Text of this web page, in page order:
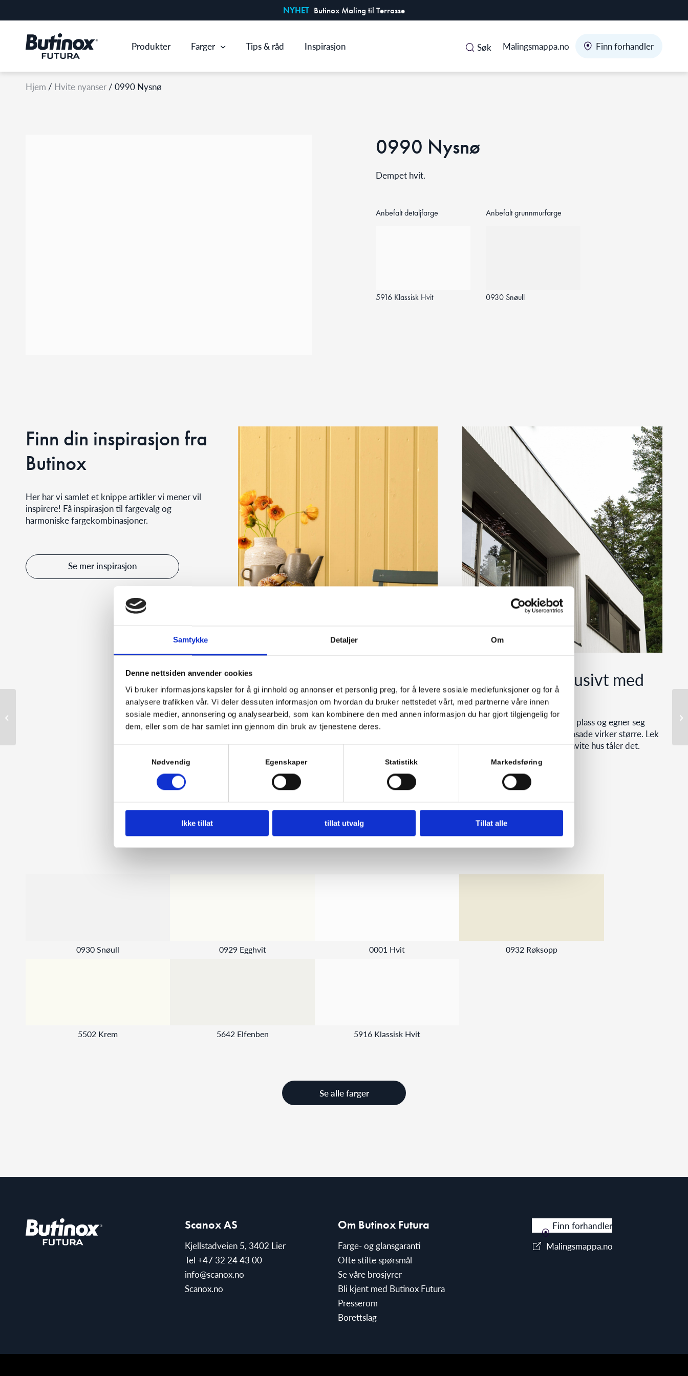
Samtykke Detaljer Om
Denne nettsiden anvender cookies
Vi bruker informasjonskapsler for å gi innhold og annonser et personlig preg, for å levere sosiale mediefunksjoner og for å
analysere trafikken vår. Vi deler dessuten informasjon om hvordan du bruker nettstedet vårt, med partnerne våre innen
sosiale medier, annonsering og analysearbeid, som kan kombinere den med annen informasjon du har gjort tilgjengelig for
dem, eller som de har samlet inn gjennom din bruk av tjenestene deres.
Nødvendig Egenskaper Statistikk Markedsføring
Ikke tillat tillat utvalg Tillat alle
NYHET Butinox Maling til Terrasse
Produkter Farger Tips & råd Inspirasjon Søk Finn forhandler
Malingsmappa.no
Hjem / Hvite nyanser / 0990 Nysnø
0990 Nysnø
Dempet hvit.
Anbefalt detaljfarge
5916 Klassisk Hvit
Anbefalt grunnmurfarge
0930 Snøull
Finn din inspirasjon fra
Butinox
Her har vi samlet et knippe artikler vi mener vil
inspirere! Få inspirasjon til fargevalg og
harmoniske fargekombinasjoner.
Se mer inspirasjon
Energisk og stilig med gult
Gule farger har lange tradisjoner i Norge – både
sterke, gule toner og lyse, dempede nyanser. Varme
gultoner er vakre i grønne omgivelser.
Tidløst og eksklusivt med
hvite nyanser
Hvite, tidløse toner krever sin plass og egner seg
godt i åpne landskap. En lys fasade virker større. Lek
deg med farger i detaljene – hvite hus tåler det.
Hvite nyanser
0930 Snøull 0929 Egghvit 0001 Hvit 0932 Røksopp
5502 Krem 5642 Elfenben 5916 Klassisk Hvit
Se alle farger
Scanox AS
Kjellstadveien 5, 3402 Lier
Tel +47 32 24 43 00
info@scanox.no
Scanox.no
Om Butinox Futura
Farge- og glansgaranti
Ofte stilte spørsmål
Se våre brosjyrer
Bli kjent med Butinox Futura
Presserom
Borettslag
Finn forhandler
Malingsmappa.no